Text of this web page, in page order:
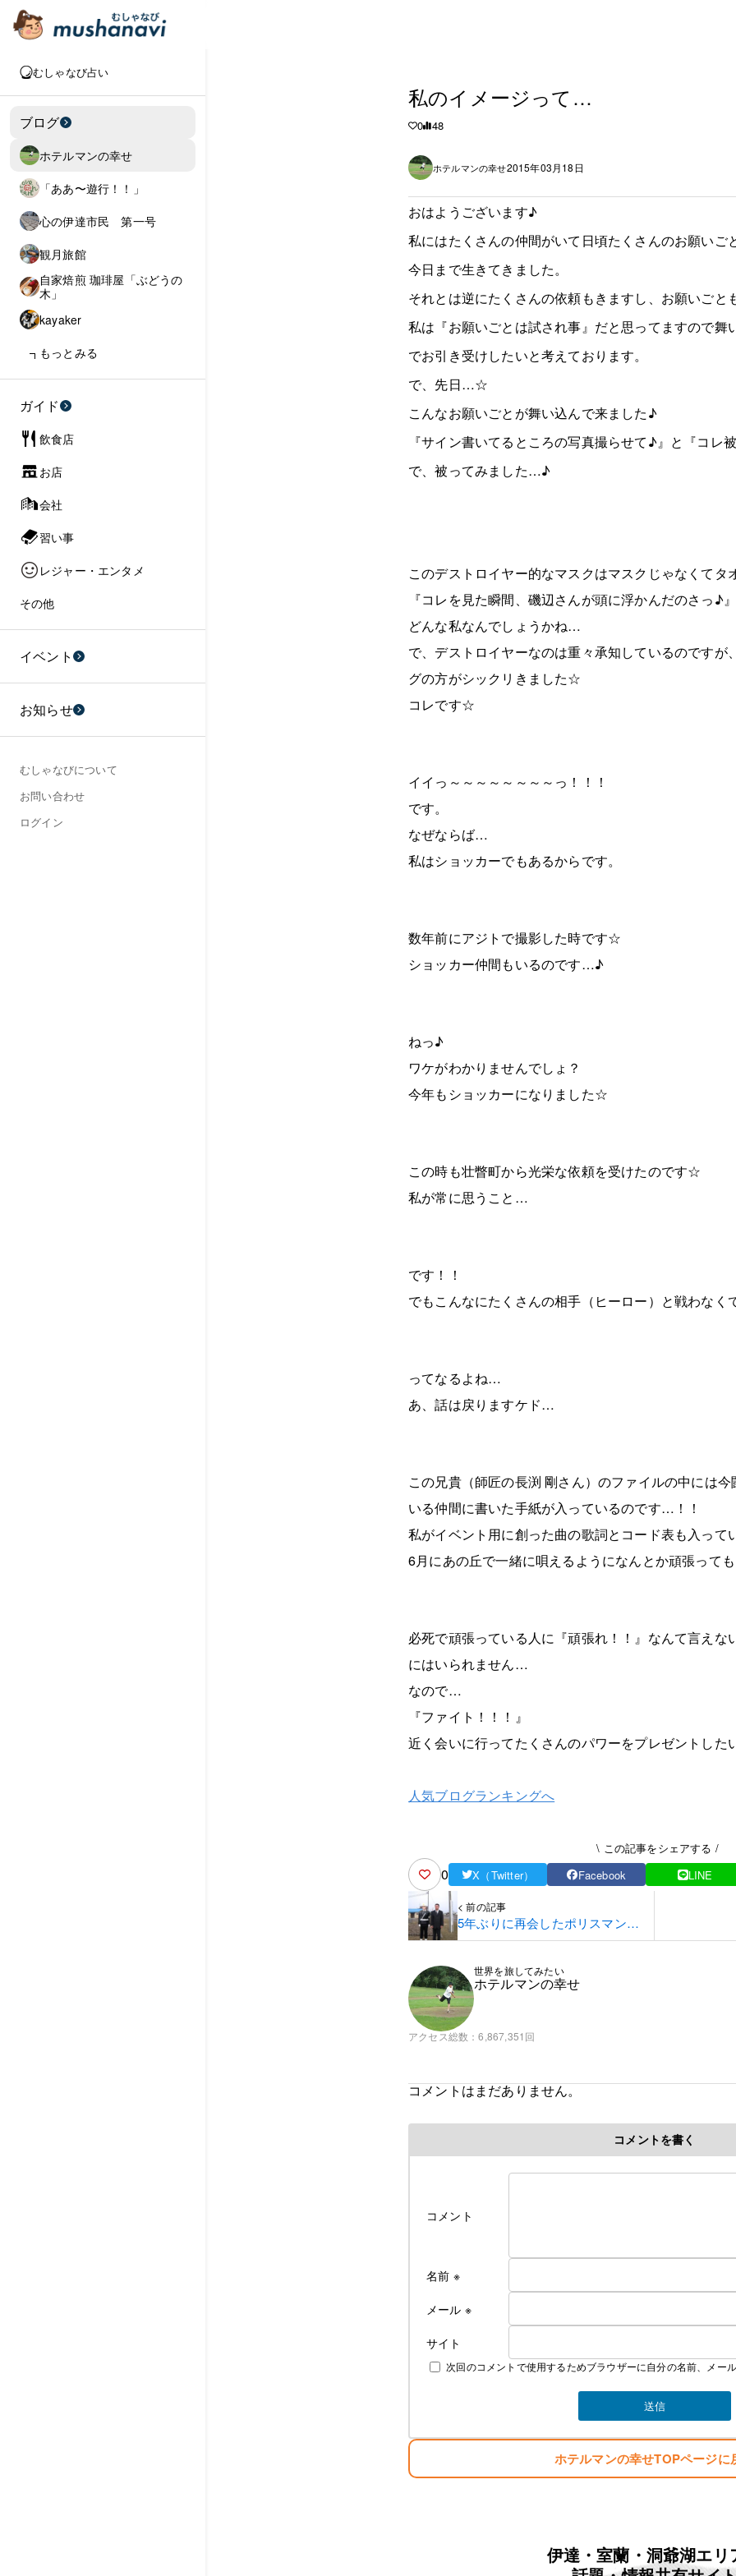
むしゃなび占い
ブログ
ホテルマンの幸せ
「ああ〜遊行！！」
心の伊達市民 第一号
観月旅館
自家焙煎 珈琲屋「ぶどうの
木」
kayaker
もっとみる
ガイド
飲食店
お店
会社
習い事
レジャー・エンタメ
その他
イベント
お知らせ
むしゃなびについて
お問い合わせ
ログイン
私のイメージって…
0 48
ホテルマンの幸せ2015年03月18日
おはようございます♪
私にはたくさんの仲間がいて日頃たくさんのお願いご
今日まで生きてきました。
それとは逆にたくさんの依頼もきますし、お願いご
私は『お願いごとは試され事』だと思ってますので舞
でお引き受けしたいと考えております。
で、先日…☆
こんなお願いごとが舞い込んで来ました♪
『サイン書いてるところの写真撮らせて♪』と『コ
で、被ってみました…♪
このデストロイヤー的なマスクはマスクじゃなくてタ
『コレを見た瞬間、磯辺さんが頭に浮かんだのさっ♪』
どんな私なんでしょうかね…
で、デストロイヤーなのは重々承知しているのですが
グの方がシックリきました☆
コレです☆
イイっ～～～～～～～～っ！！！
です。
なぜならば…
私はショッカーでもあるからです。
数年前にアジトで撮影した時です☆
ショッカー仲間もいるのです…♪
ねっ♪
ワケがわかりませんでしょ？
今年もショッカーになりました☆
この時も壮瞥町から光栄な依頼を受けたのです☆
私が常に思うこと…
です！！
でもこんなにたくさんの相手（ヒーロー）と戦わな
ってなるよね…
あ、話は戻りますケド…
この兄貴（師匠の長渕 剛さん）のファイルの中には
いる仲間に書いた手紙が入っているのです…！！
私がイベント用に創った曲の歌詞とコード表も入って
6月にあの丘で一緒に唄えるようになんとか頑張って
必死で頑張っている人に『頑張れ！！』なんて言えな
にはいられません…
なので…
『ファイト！！！』
近く会いに行ってたくさんのパワーをプレゼントし
人気ブログランキングへ
0
\ この記事をシェアする /
X（Twitter）
Facebook LINE
< 前の記事
5年ぶりに再会したポリスマンた
ち☆
世界を旅してみたい
ホテルマンの幸せ
アクセス総数 6,867,351回
コメントはまだありません。
コメントを書く
コメント
名前 ※
メール ※
サイト
次回のコメントで使用するためブラウザーに自分の名前、メー
ホテルマンの幸せTOPページに
伊達・室蘭・洞爺湖エリ